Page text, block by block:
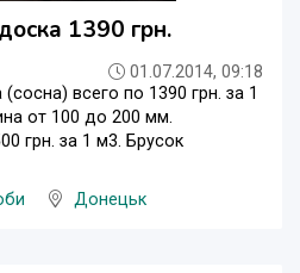
1390 грн.
01.07.2014, 09:18
всего по 1390 грн. за 1
от 100 до 200 мм.
грн. за 1 м3. Брусок
Донецьк